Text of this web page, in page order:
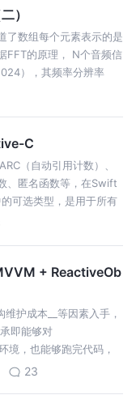
）
了数组每个元素表示的是
FFT的原理， N个音频信
），其频率分辨率
的频率间…
C
（自动引用计数）、
、匿名函数等，在Swift
可选类型，是用于所有
更加安全和简明 - s…
+ ReactiveOb
护成本__等因素入手，
即能够对
，也能够跑完代码，
外的或者只需添加少
23